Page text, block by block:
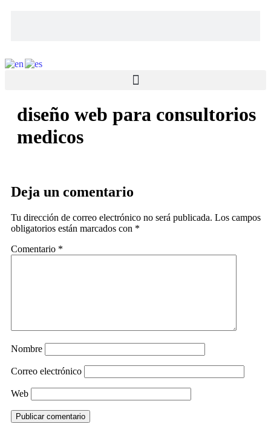
diseño web para consultorios
medicos
Deja un comentario
Tu dirección de correo electrónico no será publicada. Los campos
obligatorios están marcados con *
Comentario *
Nombre
Correo electrónico
Web